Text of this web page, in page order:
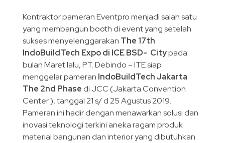
Kontraktor pameran Eventpro menjadi salah satu
yang membangun booth di event yang setelah
sukses menyelenggarakan The 17th
IndoBuildTech Expo di ICE BSD- Citypada
bulan Maret lalu, PT. Debindo – ITE siap
menggelar pameran IndoBuildTech Jakarta
The 2nd Phase di JCC (Jakarta Convention
Center ), tanggal 21 s/ d 25 Agustus 2019.
Pameran ini hadir dengan menawarkan solusi dan
inovasi teknologi terkini aneka ragam produk
material bangunan dan interior yang dibutuhkan